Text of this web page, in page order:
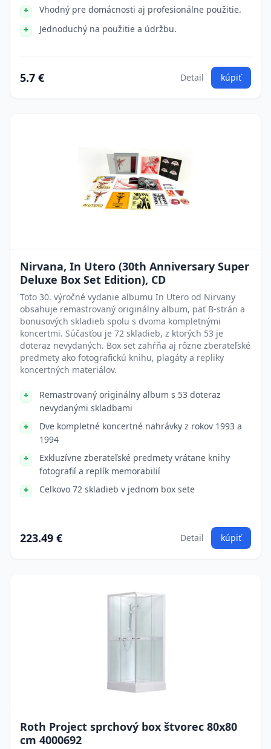
Vhodný pre domácnosti aj profesionálne použitie.
Jednoduchý na použitie a údržbu.
5.7 € Detail kúpiť
Nirvana, In Utero (30th Anniversary Super
Deluxe Box Set Edition), CD
Toto 30. výročné vydanie albumu In Utero od Nirvany
obsahuje remastrovaný originálny album, päť B-strán a
bonusových skladieb spolu s dvoma kompletnými
koncertmi. Súčasťou je 72 skladieb, z ktorých 53 je
doteraz nevydaných. Box set zahŕňa aj rôzne zberateľské
predmety ako fotografickú knihu, plagáty a repliky
koncertných materiálov.
Remastrovaný originálny album s 53 doteraz
nevydanými skladbami
Dve kompletné koncertné nahrávky z rokov 1993 a
1994
Exkluzívne zberateľské predmety vrátane knihy
fotografií a replík memorabilií
Celkovo 72 skladieb v jednom box sete
223.49 € Detail kúpiť
Roth Project sprchový box štvorec 80x80
cm 4000692